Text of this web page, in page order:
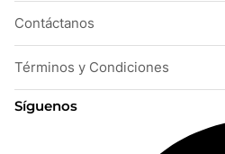
Contáctanos
Términos y Condiciones
Síguenos